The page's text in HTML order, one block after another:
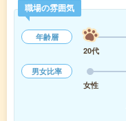
職場の雰囲気
年齢層
20代
男女比率
女性